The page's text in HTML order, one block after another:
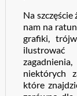
Na
nam na
grafiki,
ilustrować
niektórych
które